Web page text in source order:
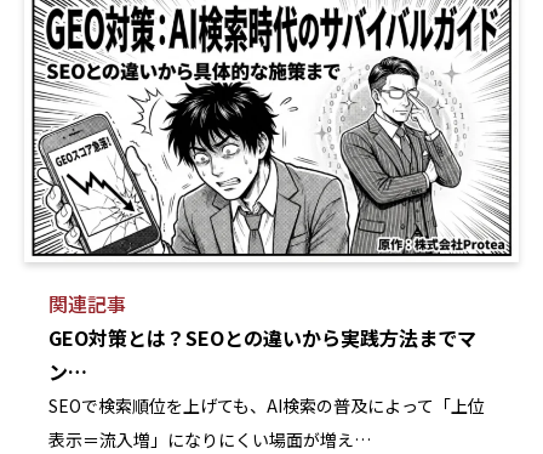
お尋ねいたします。
第2条（個人情報の利用目的）
当社が個人情報を利用する目的は、以下のとおりで
す。
(1)お客様からのお問い合わせ、資料請求に回答する
ため
(2)当社サービスのご案内、提供、運営のため
(3)重要なお知らせやメンテナンスなど必要に応じた
ご連絡のため
第3条（利用目的の変更）
(1)当社は、利用目的が変更前と関連性を有すると合
理的に認められる場合に限り、個人情報の利用目的を
関連記事
GEO対策とは？SEOとの違いから実践方法までマ
ン…
SEOで検索順位を上げても、AI検索の普及によって「上位
表示＝流入増」になりにくい場面が増え…